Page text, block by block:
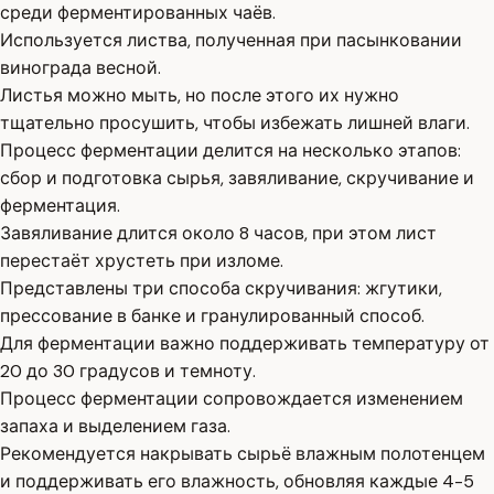
среди ферментированных чаёв.
Используется листва, полученная при пасынковании
винограда весной.
Листья можно мыть, но после этого их нужно
тщательно просушить, чтобы избежать лишней влаги.
Процесс ферментации делится на несколько этапов:
сбор и подготовка сырья, завяливание, скручивание и
ферментация.
Завяливание длится около 8 часов, при этом лист
перестаёт хрустеть при изломе.
Представлены три способа скручивания: жгутики,
прессование в банке и гранулированный способ.
Для ферментации важно поддерживать температуру от
20 до 30 градусов и темноту.
Процесс ферментации сопровождается изменением
запаха и выделением газа.
Рекомендуется накрывать сырьё влажным полотенцем
и поддерживать его влажность, обновляя каждые 4-5